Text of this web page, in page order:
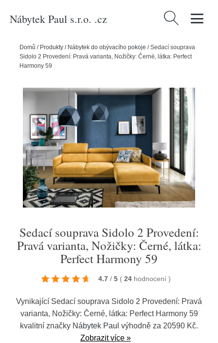
Nábytek Paul s.r.o. .cz Vyhledávání
Domů / Produkty / Nábytek do obývacího pokoje /Sedací souprava
Sidolo 2 Provedení: Pravá varianta, Nožičky: Černé, látka: Perfect
Harmony 59
Sedací souprava Sidolo 2 Provedení:
Pravá varianta, Nožičky: Černé, látka:
Perfect Harmony 59
4.7 / 5 ( 24 hodnocení )
Vynikající Sedací souprava Sidolo 2 Provedení: Pravá
varianta, Nožičky: Černé, látka: Perfect Harmony 59
kvalitní značky Nábytek Paul výhodně za 20590 Kč.
Zobrazit více »